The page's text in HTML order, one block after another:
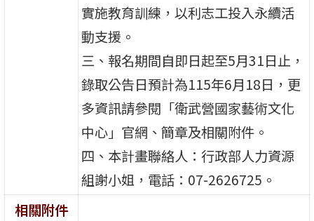
實施教育訓練，以利志工投入永續活
動支援。
三、報名期間自即日起至5月31日止，
錄取公告日預計為115年6月18日，更
多資訊請參閱「衛武營國家藝術文化
中心」官網、簡章及相關附件。
四、本計畫聯絡人：行政部人力資源
組謝小姐，電話：07-2626725。
相關附件